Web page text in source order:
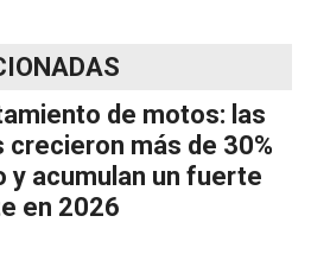
de motos: las
crecieron más de 30%
y acumulan un fuerte
en 2026